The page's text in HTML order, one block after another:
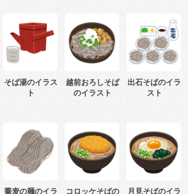
そば湯のイラス
ト
越前おろしそば
のイラスト
出石そばのイラ
スト
蕎麦の麺のイラ
コロッケそばの
月見そばのイラ